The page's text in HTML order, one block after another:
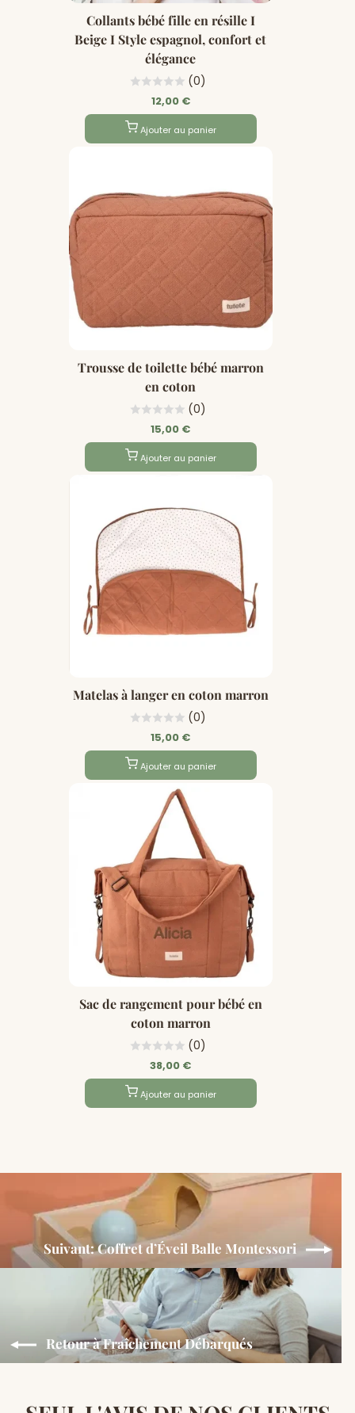
Collants bébé fille en résille I
Beige I Style espagnol, confort et
élégance
(0)
12,00 €
Ajouter au panier
Trousse de toilette bébé marron
en coton
(0)
15,00 €
Ajouter au panier
Matelas à langer en coton marron
(0)
15,00 €
Ajouter au panier
Sac de rangement pour bébé en
coton marron
(0)
38,00 €
Ajouter au panier
Suivant: Coffret d’Éveil Balle Montessori
Retour à Fraîchement Débarqués